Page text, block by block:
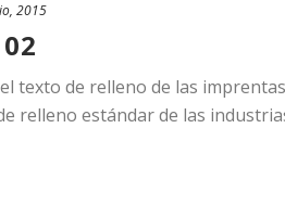
2015
texto de relleno de las
relleno estándar de las